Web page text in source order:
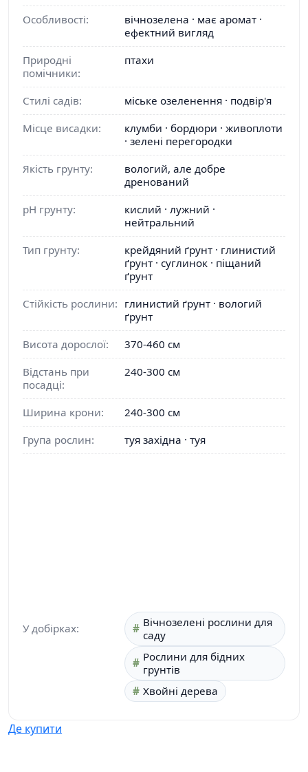
Особливості:
вічнозелена · має аромат ·
ефектний вигляд
Природні
помічники:
птахи
Стилі садів:
міське озеленення · подвір'я
Місце висадки:
клумби · бордюри · живоплоти
· зелені перегородки
Якість грунту:
вологий, але добре
дренований
pH грунту:
кислий · лужний ·
нейтральний
Тип грунту:
крейдяний ґрунт · глинистий
ґрунт · суглинок · піщаний
ґрунт
Стійкість рослини: глинистий ґрунт · вологий
ґрунт
Висота дорослої:
370-460 см
Відстань при
посадці:
240-300 см
Ширина крони:
240-300 см
Група рослин:
туя західна · туя
У добірках:
Вічнозелені рослини для
саду
Рослини для бідних
грунтів
Хвойні дерева
Де купити